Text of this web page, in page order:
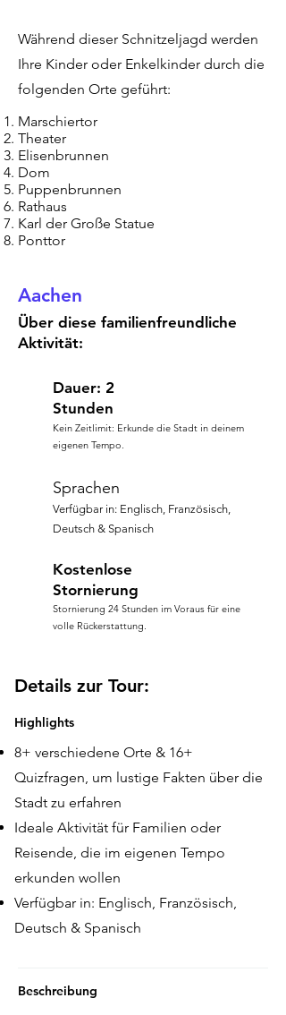
Während dieser Schnitzeljagd werden
Ihre Kinder oder Enkelkinder durch die
folgenden Orte geführt:
Marschiertor
Theater
Elisenbrunnen
Dom
Puppenbrunnen
Rathaus
Karl der Große Statue
Ponttor
Aachen
Über diese familienfreundliche
Aktivität:
Dauer: 2
Stunden
Kein Zeitlimit: Erkunde die Stadt in deinem
eigenen Tempo.
Sprachen
Verfügbar in: Englisch, Französisch,
Deutsch & Spanisch
Kostenlose
Stornierung
Stornierung 24 Stunden im Voraus für eine
volle Rückerstattung.
Details zur Tour:
Highlights
8+ verschiedene Orte & 16+
Quizfragen, um lustige Fakten über die
Stadt zu erfahren
Ideale Aktivität für Familien oder
Reisende, die im eigenen Tempo
erkunden wollen
Verfügbar in: Englisch, Französisch,
Deutsch & Spanisch
Beschreibung